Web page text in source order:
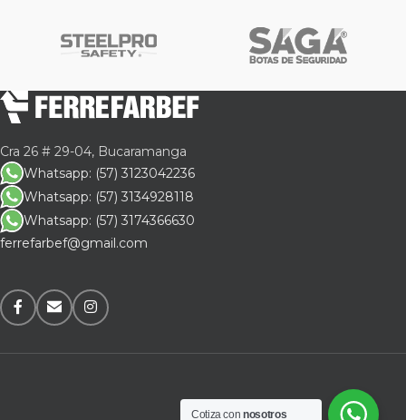
Cra 26 # 29-04, Bucaramanga
Whatsapp: (57) 3123042236
Whatsapp: (57) 3134928118
Whatsapp: (57) 3174366630
ferrefarbef@gmail.com
Cotiza connosotros